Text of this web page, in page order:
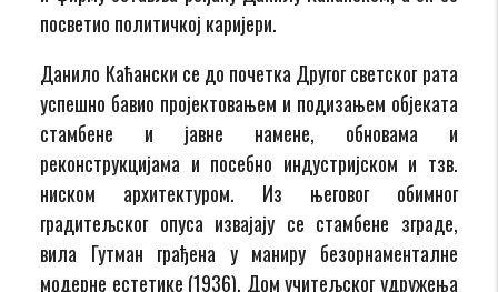
посветио политичкој каријери.
Данило Каћански се до почетка Другог светског рата
успешно бавио пројектовањем и подизањем објеката
стамбене и јавне намене, обновама и
реконструкцијама и посебно индустријском и тзв.
ниском архитектуром. Из његовог обимног
градитељског опуса извајају се стамбене зграде,
вила Гутман грађена у маниру безорнаменталне
модерне естетике (1936), Дом учитељског удружења